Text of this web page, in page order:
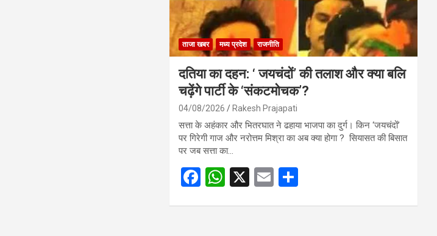
ताजा खबर मध्य प्रदेश राजनीति
दतिया का दहन: ‘ जयचंदों’ की तलाश और क्या बलि
चढ़ेंगे पार्टी के ‘संकटमोचक’?
04/08/2026 Rakesh Prajapati
सत्ता के अहंकार और भितरघात ने ढहाया भाजपा का दुर्ग। किन ‘जयचंदों’
पर गिरेगी गाज और नरोत्तम मिश्रा का अब क्या होगा ? सियासत की बिसात
पर जब सत्ता का…
F
W X
E